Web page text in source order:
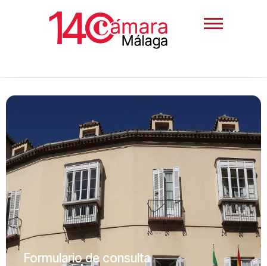
Formulario de consulta